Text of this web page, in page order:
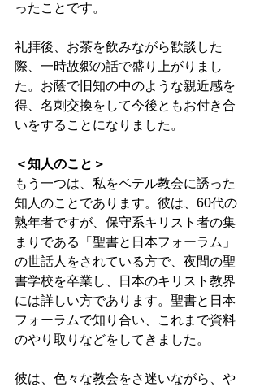
ったことです。
礼拝後、お茶を飲みながら歓談した
際、一時故郷の話で盛り上がりまし
た。お蔭で旧知の中のような親近感を
得、名刺交換をして今後ともお付き合
いをすることになりました。
＜知人のこと＞
もう一つは、私をベテル教会に誘った
知人のことであります。彼は、60代の
熟年者ですが、保守系キリスト者の集
まりである「聖書と日本フォーラム」
の世話人をされている方で、夜間の聖
書学校を卒業し、日本のキリスト教界
には詳しい方であります。聖書と日本
フォーラムで知り合い、これまで資料
のやり取りなどをしてきました。
彼は、色々な教会をさ迷いながら、や